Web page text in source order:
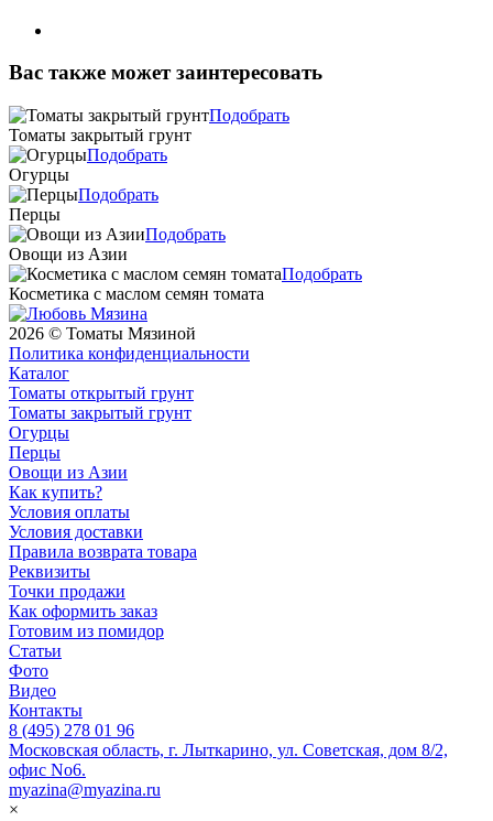
Вас также может заинтересовать
Томаты закрытый грунт
Подобрать
Огурцы
Подобрать
Перцы
Подобрать
Овощи из Азии
Подобрать
Косметика с маслом семян томата
Подобрать
2026 © Томаты Мязиной
Политика конфиденциальности
Каталог
Томаты открытый грунт
Томаты закрытый грунт
Огурцы
Перцы
Овощи из Азии
Как купить?
Условия оплаты
Условия доставки
Правила возврата товара
Реквизиты
Точки продажи
Как оформить заказ
Готовим из помидор
Статьи
Фото
Видео
Контакты
8 (495) 278 01 96
Московская область, г. Лыткарино, ул. Советская, дом 8/2,
офис No6.
myazina@myazina.ru
×